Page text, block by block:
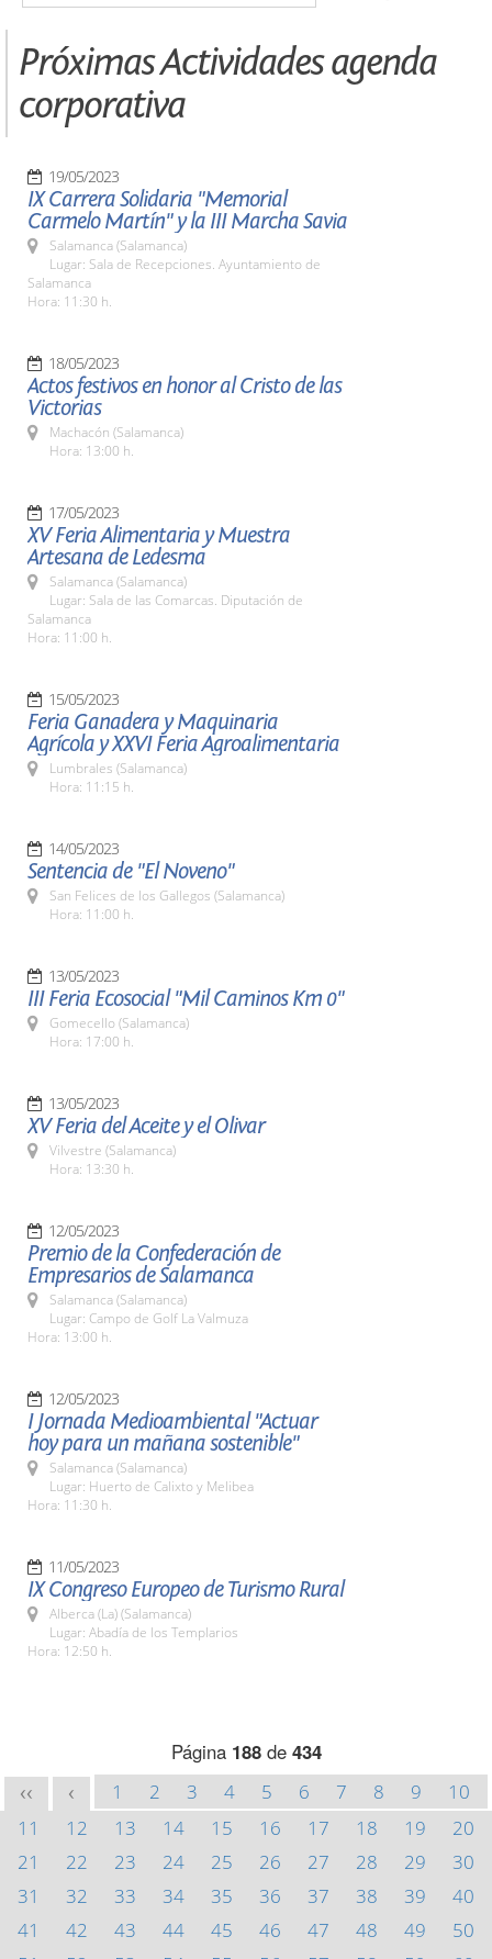
Próximas Actividades agenda
corporativa
19/05/2023
IX Carrera Solidaria "Memorial
Carmelo Martín" y la III Marcha Savia
Salamanca (Salamanca)
Lugar: Sala de Recepciones. Ayuntamiento de
Salamanca
Hora: 11:30 h.
18/05/2023
Actos festivos en honor al Cristo de las
Victorias
Machacón (Salamanca)
Hora: 13:00 h.
17/05/2023
XV Feria Alimentaria y Muestra
Artesana de Ledesma
Salamanca (Salamanca)
Lugar: Sala de las Comarcas. Diputación de
Salamanca
Hora: 11:00 h.
15/05/2023
Feria Ganadera y Maquinaria
Agrícola y XXVI Feria Agroalimentaria
Lumbrales (Salamanca)
Hora: 11:15 h.
14/05/2023
Sentencia de "El Noveno"
San Felices de los Gallegos (Salamanca)
Hora: 11:00 h.
13/05/2023
III Feria Ecosocial "Mil Caminos Km 0"
Gomecello (Salamanca)
Hora: 17:00 h.
13/05/2023
XV Feria del Aceite y el Olivar
Vilvestre (Salamanca)
Hora: 13:30 h.
12/05/2023
Premio de la Confederación de
Empresarios de Salamanca
Salamanca (Salamanca)
Lugar: Campo de Golf La Valmuza
Hora: 13:00 h.
12/05/2023
I Jornada Medioambiental "Actuar
hoy para un mañana sostenible"
Salamanca (Salamanca)
Lugar: Huerto de Calixto y Melibea
Hora: 11:30 h.
11/05/2023
IX Congreso Europeo de Turismo Rural
Alberca (La) (Salamanca)
Lugar: Abadía de los Templarios
Hora: 12:50 h.
Página 188de 434
<< < 1 2 3 4 5 6 7 8 9
10
11
12 13 14 15 16 17 18 19
20
21
22 23 24 25 26 27 28 29
30
31
32 33 34 35 36 37 38 39
40
41
42 43 44 45 46 47 48 49
50